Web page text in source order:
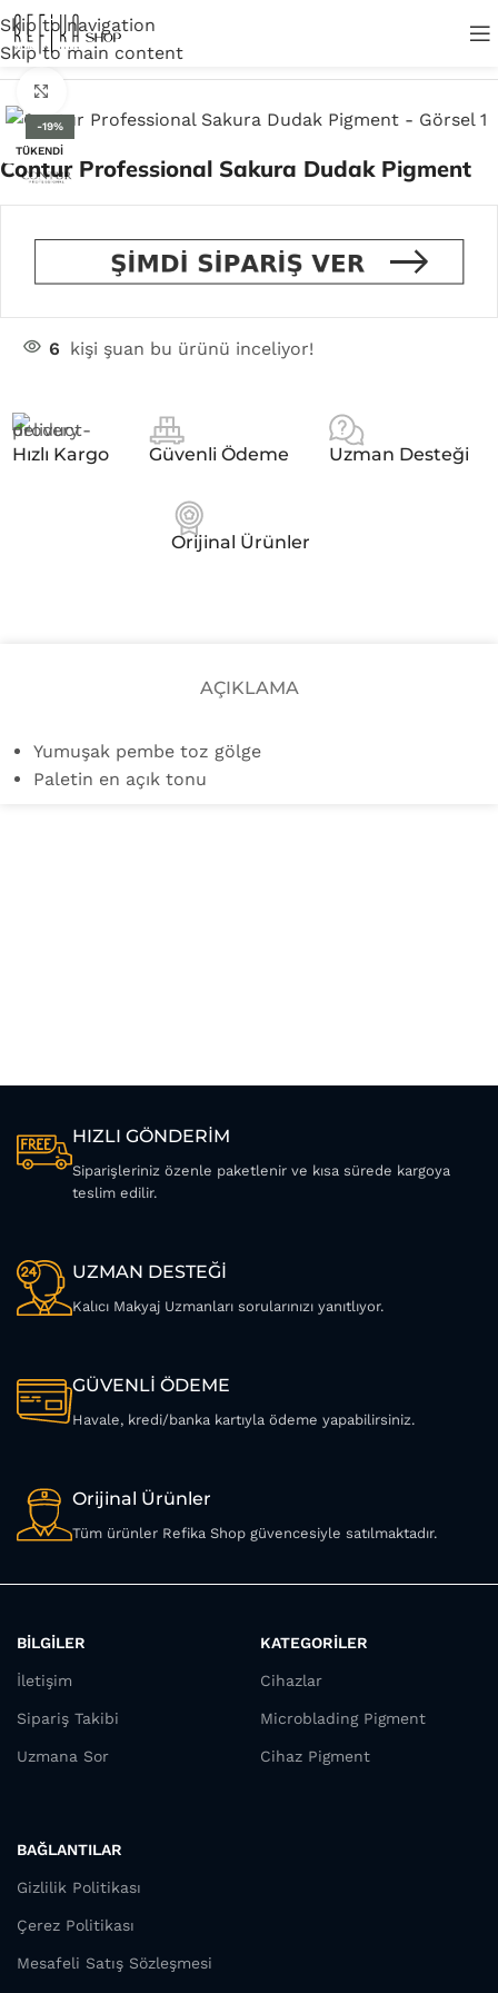
Skip to navigation
Skip to main content
Ana Sayfa/Cihaz Pigment
-19%
TÜKENDI
Contur Professional Sakura Dudak Pigment
6 kişi şuan bu ürünü inceliyor!
Hızlı Kargo Güvenli Ödeme Uzman Desteği
Orijinal Ürünler
AÇIKLAMA
Yumuşak pembe toz gölge
Paletin en açık tonu
HIZLI GÖNDERİM
Siparişleriniz özenle paketlenir ve kısa sürede kargoya
teslim edilir.
UZMAN DESTEĞİ
Kalıcı Makyaj Uzmanları sorularınızı yanıtlıyor.
GÜVENLİ ÖDEME
Havale, kredi/banka kartıyla ödeme yapabilirsiniz.
Orijinal Ürünler
Tüm ürünler Refika Shop güvencesiyle satılmaktadır.
BİLGİLER
İletişim
Sipariş Takibi
Uzmana Sor
KATEGORİLER
Cihazlar
Microblading Pigment
Cihaz Pigment
BAĞLANTILAR
Gizlilik Politikası
Çerez Politikası
Mesafeli Satış Sözleşmesi